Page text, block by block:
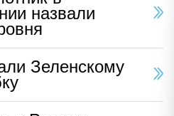
назвали
Зеленскому